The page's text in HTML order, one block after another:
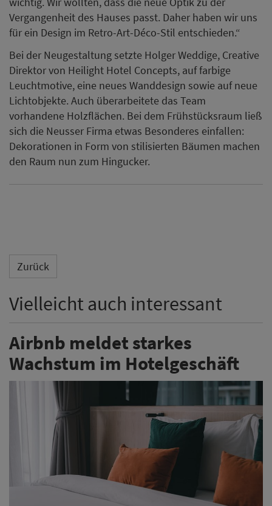
Zurück
Vielleicht auch interessant
Airbnb meldet starkes
Airbnb meldet starkes Wachstum bei
Hotelübernachtungen und baut sein Angebot aus. Die
gebuchten Hotelübernachtungen seien rund dreimal
so schnell gewachsen wie das von Airbnb als „Homes
Business“ bezeichnete Geschäft. Hotels machen
bislang aber nur einen einstelligen prozentualen Anteil